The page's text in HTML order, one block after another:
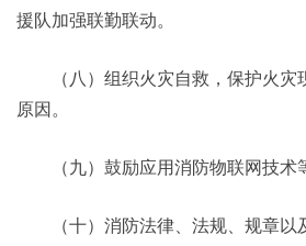
援队加强联勤联动。
（八）组织火灾自救，保护火灾
原因。
（九）鼓励应用消防物联网技术
（十）消防法律、法规、规章以